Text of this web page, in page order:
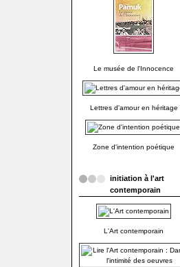
Le musée de l'Innocence
Lettres d'amour en héritage
Zone d'intention poétique
initiation à l'art
contemporain
L'Art contemporain